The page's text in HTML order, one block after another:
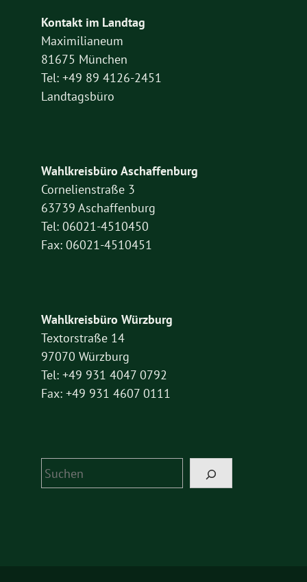
Kontakt im Landtag
Maximilianeum
81675 München
Tel: +49 89 4126-2451
Landtagsbüro
Wahlkreisbüro Aschaffenburg
Cornelienstraße 3
63739 Aschaffenburg
Tel: 06021-4510450
Fax: 06021-4510451
Wahlkreisbüro Würzburg
Textorstraße 14
97070 Würzburg
Tel: +49 931 4047 0792
Fax: +49 931 4607 0111
Suchen